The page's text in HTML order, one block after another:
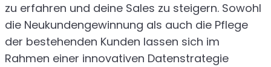
zu erfahren und deine Sales zu steigern. Sowohl
die Neukundengewinnung als auch die Pflege
der bestehenden Kunden lassen sich im
Rahmen einer innovativen Datenstrategie